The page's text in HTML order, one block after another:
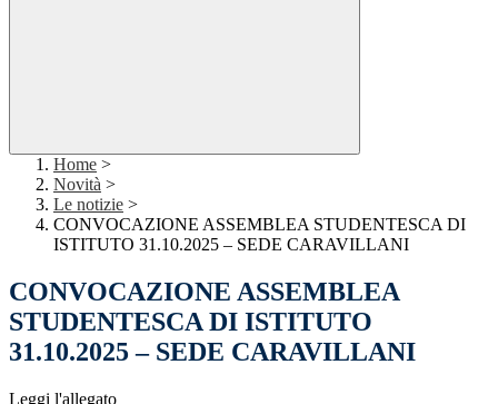
Home >
Novità >
Le notizie >
CONVOCAZIONE ASSEMBLEA STUDENTESCA DI
ISTITUTO 31.10.2025 – SEDE CARAVILLANI
CONVOCAZIONE ASSEMBLEA
STUDENTESCA DI ISTITUTO
31.10.2025 – SEDE CARAVILLANI
Leggi l'allegato